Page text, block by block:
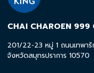
CHAI CHAROEN 999
201/22-23 หมู่ 1 ถนนเทพารั
จังหวัดสมุทรปราการ 10570